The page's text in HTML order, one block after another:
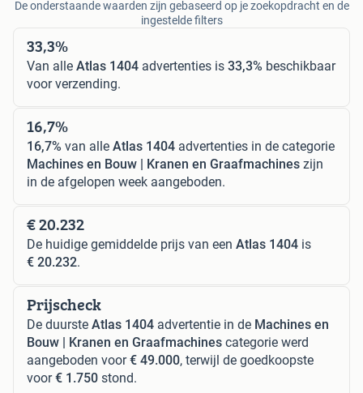
De onderstaande waarden zijn gebaseerd op je zoekopdracht en de
ingestelde filters
33,3%
Van alle Atlas 1404 advertenties is 33,3% beschikbaar
voor verzending.
16,7%
16,7% van alle Atlas 1404 advertenties in de categorie
Machines en Bouw | Kranen en Graafmachines zijn
in de afgelopen week aangeboden.
€ 20.232
De huidige gemiddelde prijs van een Atlas 1404 is
€ 20.232.
Prijscheck
De duurste Atlas 1404 advertentie in de Machines en
Bouw | Kranen en Graafmachines categorie werd
aangeboden voor€ 49.000, terwijl de goedkoopste
voor€ 1.750 stond.